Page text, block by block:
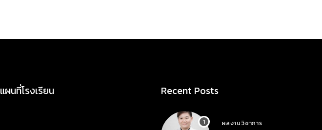
แผนที่โรงเรียน Recent Posts
ผลงานวิชาการ